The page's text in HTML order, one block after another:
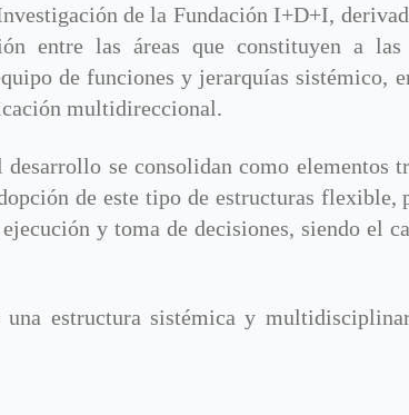
de la Fundación I+D+I,
entre las áreas que constituyen a
de funciones y jerarquías
multidireccional.
se consolidan como elementos
de este tipo de estructuras
y toma de decisiones, siendo el
una estructura sistémica y